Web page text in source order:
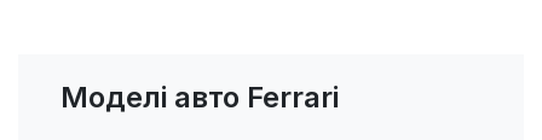
Моделі авто Ferrari